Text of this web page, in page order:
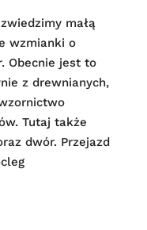
małą
wzmianki o
Obecnie jest to
z drewnianych,
Tutaj także
dwór. Przejazd